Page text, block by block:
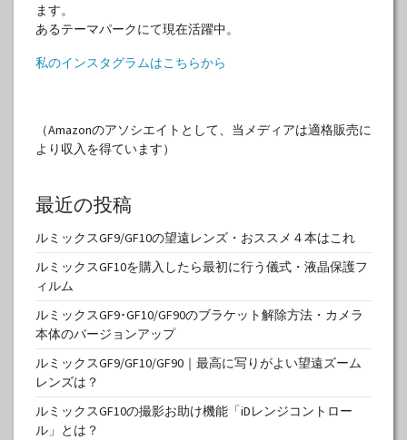
ます。
あるテーマパークにて現在活躍中。
私のインスタグラムはこちらから
（Amazonのアソシエイトとして、当メディアは適格販売に
より収入を得ています）
最近の投稿
ルミックスGF9/GF10の望遠レンズ・おススメ４本はこれ
ルミックスGF10を購入したら最初に行う儀式・液晶保護フ
ィルム
ルミックスGF9･GF10/GF90のブラケット解除方法・カメラ
本体のバージョンアップ
ルミックスGF9/GF10/GF90｜最高に写りがよい望遠ズーム
レンズは？
ルミックスGF10の撮影お助け機能「iDレンジコントロー
ル」とは？